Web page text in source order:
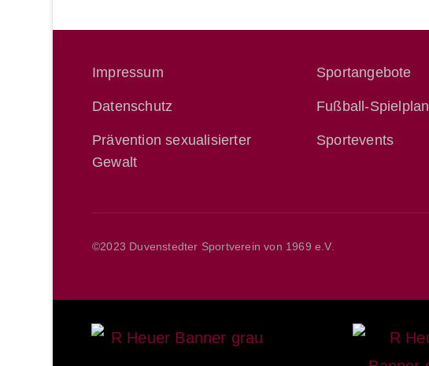
Impressum
Datenschutz
Prävention sexualisierter
Gewalt
Sportangebote
Fußball-Spielplan
Sportevents
©2023 Duvenstedter Sportverein von 1969 e.V.